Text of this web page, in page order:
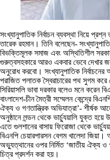
সংখ্যানুপাতিক নির্বাচন ব্যবস্থা নিয়ে
তারেক রহমান। তিনি বলেছেন-
বিভক্তিমূলক সমাজ এবং অস্থিতিশীল
গুরুত্বসহকারে আরও একবার ভেবে দেখার
অনুরোধ করবো। সংখ্যানুপাতিক
পরাজিত পলাতক স্বৈরাচারের পথ সুগম
সিরিয়াসলি ভাবা দরকার বলেও মনে করেন
বাংলাদেশ-চীন মৈত্রী সম্মেলন কেন্দ্রে
ঐক্য ও গণতান্ত্রিক অভিযাত্রা’- শীর্ষক
অনুষ্ঠানে লন্ডন থেকে ভার্চ্যুয়ালি যুক্ত
এতে গুলশানের বাসায় ফিরোজা থেকে
বিএনপি চেয়ারপারসন বেগম খালেদা
অভ্যুত্থানের ওপর নির্মিত ‘জাতীয় ঐক্য ও
চিত্র প্রদর্শন করা হয়।